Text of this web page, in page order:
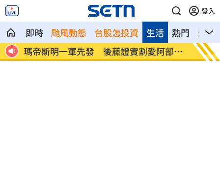
登入
即時 颱風動態 台股怎投資 熱門 影音
生活
45
瑪帝斯明一軍先發 後藤證實割愛阿部雄
大
不斷